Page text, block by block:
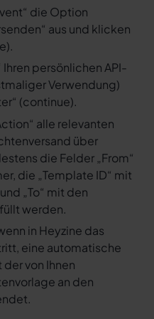
die Option
aus und klicken
persönlichen API-
Verwendung)
(continue).
alle relevanten
über
die Felder „From“
die „Template ID“ mit
„To“ mit den
werden.
in Heyzine das
eine automatische
von Ihnen
an den